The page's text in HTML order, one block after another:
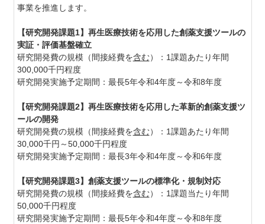
事業を推進します。
【研究開発課題1】再生医療技術を応用した創薬支援ツールの
実証・評価基盤確立
研究開発費の規模（間接経費を含む）：1課題あたり年間
300,000千円程度
研究開発実施予定期間：最長5年令和4年度～令和8年度
【研究開発課題2】再生医療技術を応用した革新的創薬支援ツ
ールの開発
研究開発費の規模（間接経費を含む）：1課題あたり年間
30,000千円～50,000千円程度
研究開発実施予定期間：最長3年令和4年度～令和6年度
【研究開発課題3】創薬支援ツールの標準化・規制対応
研究開発費の規模（間接経費を含む）：1課題当たり年間
50,000千円程度
研究開発実施予定期間：最長5年令和4年度～令和8年度